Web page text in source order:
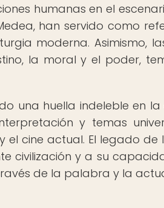
humanas en el
han servido como
moderna. Asimismo,
la moral y el poder,
una huella indeleble en
y temas
cine actual. El legado
civilización y a su
de la palabra y la